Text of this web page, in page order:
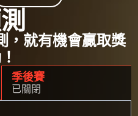
，就有機會贏取獎
季後賽
已關閉